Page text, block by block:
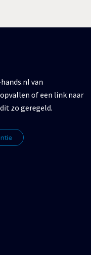
van
of een link naar
zo geregeld.